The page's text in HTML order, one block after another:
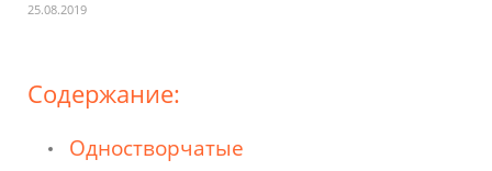
25.08.2019
Содержание:
Одностворчатые